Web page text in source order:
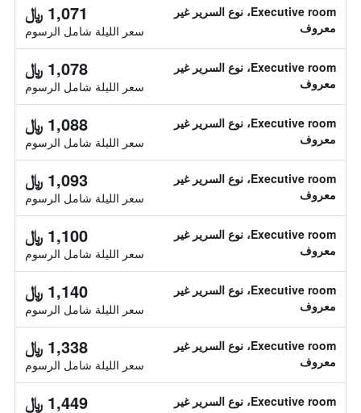
Executive room، نوع السرير غير
معروف
1,071 ﷼
سعر الليلة شامل الرسوم
Executive room، نوع السرير غير
معروف
1,078 ﷼
سعر الليلة شامل الرسوم
Executive room، نوع السرير غير
معروف
1,088 ﷼
سعر الليلة شامل الرسوم
Executive room، نوع السرير غير
معروف
1,093 ﷼
سعر الليلة شامل الرسوم
Executive room، نوع السرير غير
معروف
1,100 ﷼
سعر الليلة شامل الرسوم
Executive room، نوع السرير غير
معروف
1,140 ﷼
سعر الليلة شامل الرسوم
Executive room، نوع السرير غير
معروف
1,338 ﷼
سعر الليلة شامل الرسوم
Executive room، نوع السرير غير
1,449 ﷼